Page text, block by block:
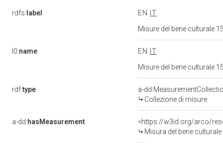
rdfs: label EN
IT
Misure del bene culturale
l0:name EN
IT
Misure del bene culturale
rdf:type
a-
Collezione di misure
a-dd:hasMeasurement
<https://w3id.org/arco/
Misura del bene